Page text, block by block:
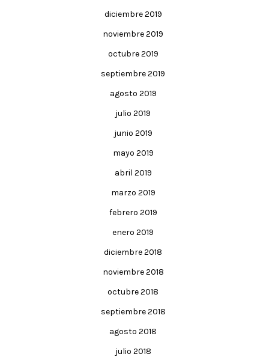
diciembre 2019
noviembre 2019
octubre 2019
septiembre 2019
agosto 2019
julio 2019
junio 2019
mayo 2019
abril 2019
marzo 2019
febrero 2019
enero 2019
diciembre 2018
noviembre 2018
octubre 2018
septiembre 2018
agosto 2018
julio 2018